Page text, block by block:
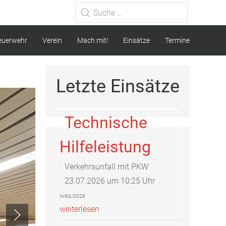
Type 2 or more characters for
results.
Verein Mach mit! Einsätze Termine
Letzte Einsätze
Technische
Hilfeleistung
Verkehrsunfall mit PKW
23.07.2026 um 10:25 Uhr
Nr.60/2026
weiterlesen